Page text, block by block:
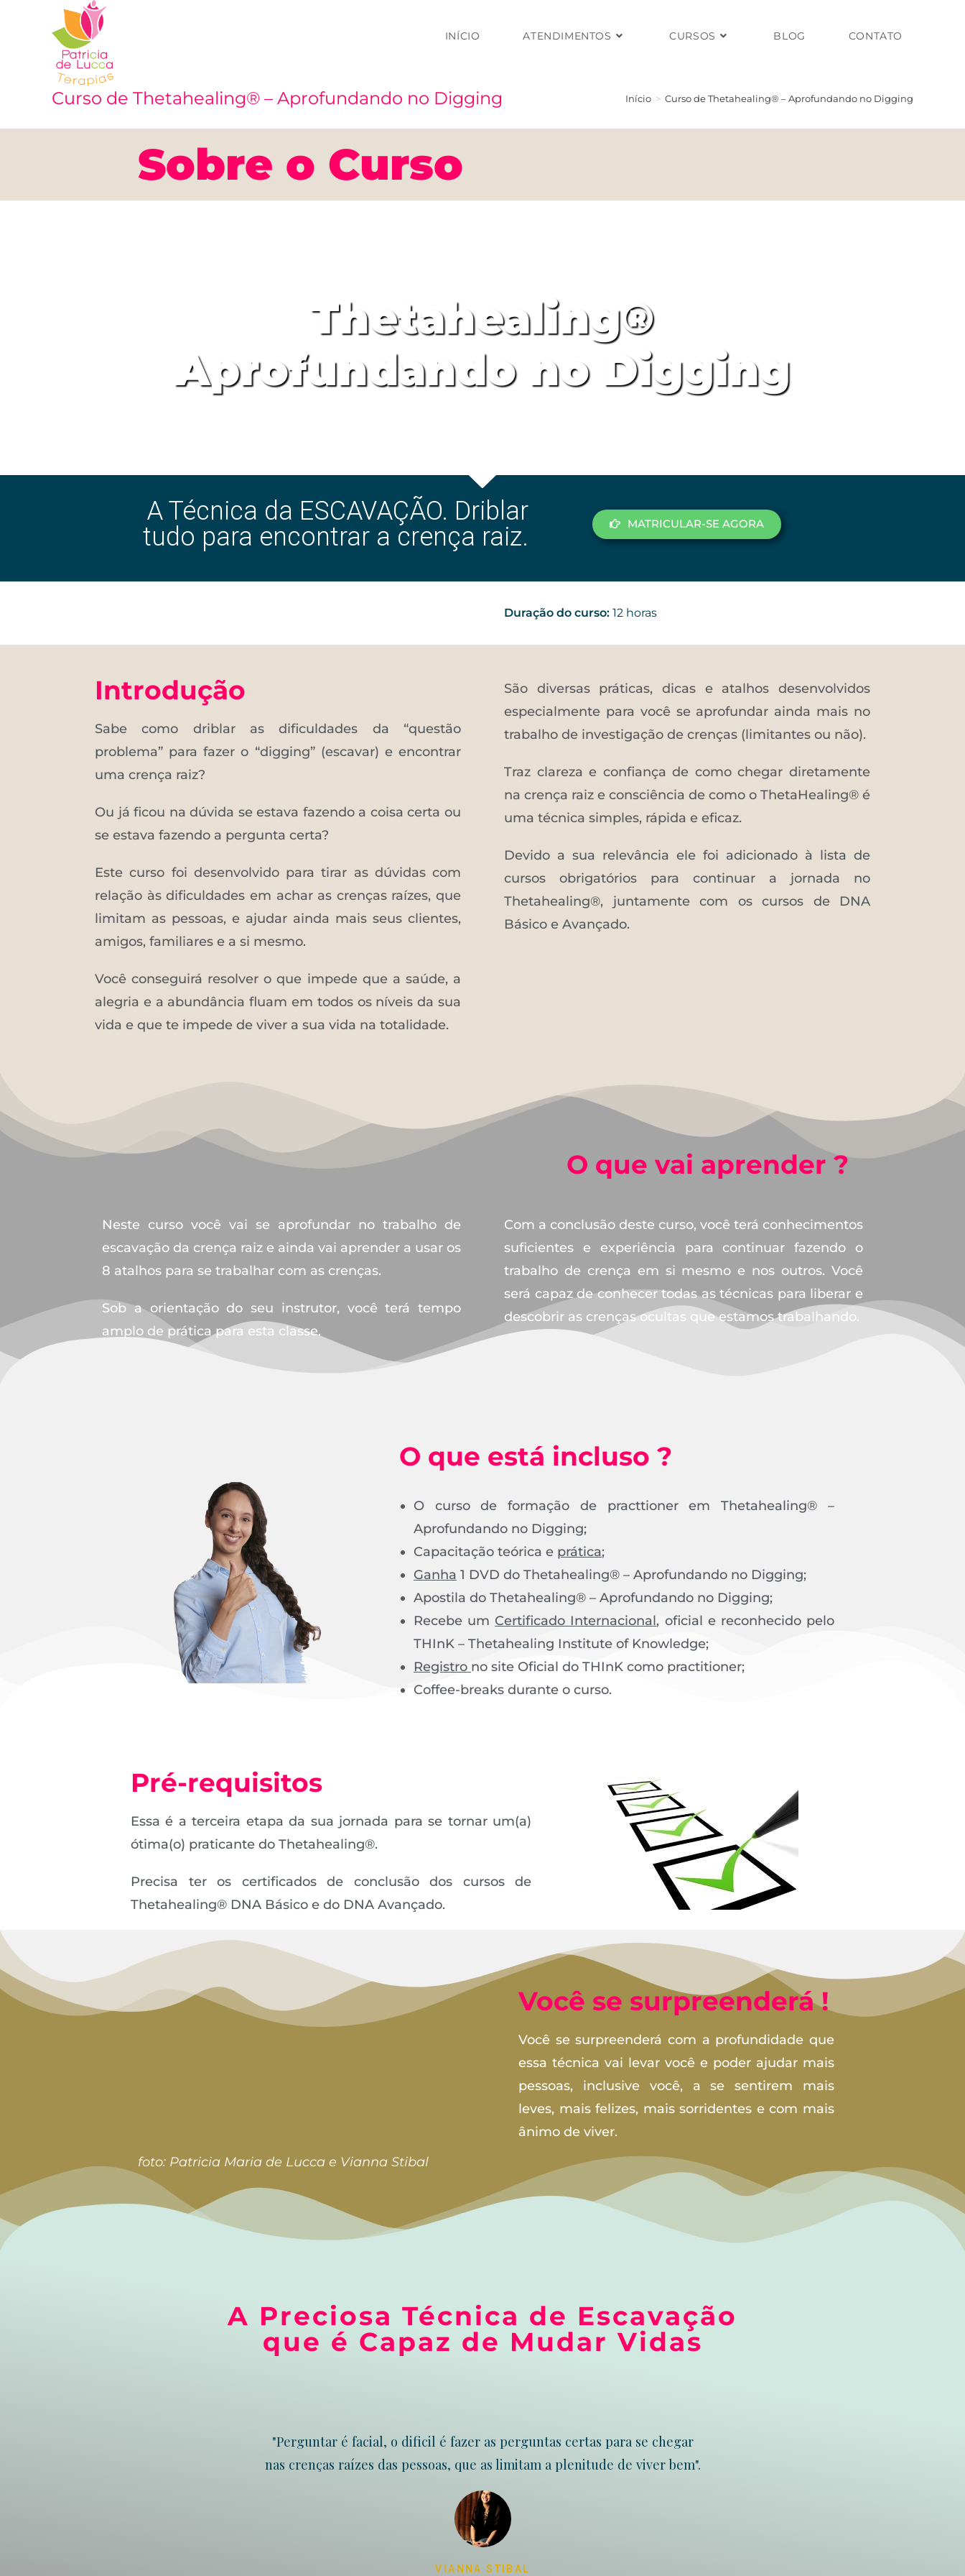
INÍCIO ATENDIMENTOS CURSOS BLOG CONTATO
Curso de Thetahealing® – Aprofundando no Digging Início > Curso de Thetahealing® – Aprofundando no Digging
Sobre o Curso
Thetahealing®
Aprofundando no Digging
A Técnica da ESCAVAÇÃO. Driblar
tudo para encontrar a crença raiz.
MATRICULAR-SE AGORA
Duração do curso: 12 horas
Introdução
Sabe como driblar as dificuldades da “questão
problema” para fazer o “digging” (escavar) e encontrar
uma crença raiz?
Ou já ficou na dúvida se estava fazendo a coisa certa ou
se estava fazendo a pergunta certa?
Este curso foi desenvolvido para tirar as dúvidas com
relação às dificuldades em achar as crenças raízes, que
limitam as pessoas, e ajudar ainda mais seus clientes,
amigos, familiares e a si mesmo.
Você conseguirá resolver o que impede que a saúde, a
alegria e a abundância fluam em todos os níveis da sua
vida e que te impede de viver a sua vida na totalidade.
São diversas práticas, dicas e atalhos desenvolvidos
especialmente para você se aprofundar ainda mais no
trabalho de investigação de crenças (limitantes ou não).
Traz clareza e confiança de como chegar diretamente
na crença raiz e consciência de como o ThetaHealing® é
uma técnica simples, rápida e eficaz.
Devido a sua relevância ele foi adicionado à lista de
cursos obrigatórios para continuar a jornada no
Thetahealing®, juntamente com os cursos de DNA
Básico e Avançado.
O que vai aprender ?
Neste curso você vai se aprofundar no trabalho de
escavação da crença raiz e ainda vai aprender a usar os
8 atalhos para se trabalhar com as crenças.
Sob a orientação do seu instrutor, você terá tempo
amplo de prática para esta classe.
Com a conclusão deste curso, você terá conhecimentos
suficientes e experiência para continuar fazendo o
trabalho de crença em si mesmo e nos outros. Você
será capaz de conhecer todas as técnicas para liberar e
descobrir as crenças ocultas que estamos trabalhando.
O que está incluso ?
O curso de formação de practtioner em Thetahealing® –
Aprofundando no Digging;
Capacitação teórica e prática;
Ganha 1 DVD do Thetahealing® – Aprofundando no Digging;
Apostila do Thetahealing® – Aprofundando no Digging;
Recebe um Certificado Internacional, oficial e reconhecido pelo
THInK – Thetahealing Institute of Knowledge;
Registro no site Oficial do THInK como practitioner;
Coffee-breaks durante o curso.
Pré-requisitos
Essa é a terceira etapa da sua jornada para se tornar um(a)
ótima(o) praticante do Thetahealing®.
Precisa ter os certificados de conclusão dos cursos de
Thetahealing® DNA Básico e do DNA Avançado.
foto: Patricia Maria de Lucca e Vianna Stibal
Você se surpreenderá !
Você se surpreenderá com a profundidade que
essa técnica vai levar você e poder ajudar mais
pessoas, inclusive você, a se sentirem mais
leves, mais felizes, mais sorridentes e com mais
ânimo de viver.
A Preciosa Técnica de Escavação
que é Capaz de Mudar Vidas
"Perguntar é facial, o dificil é fazer as perguntas certas para se chegar
nas crenças raízes das pessoas, que as limitam a plenitude de viver bem".
VIANNA STIBAL